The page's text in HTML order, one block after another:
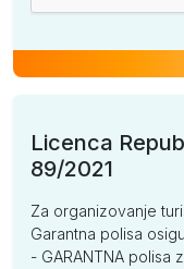
Licenca
89/2021
Za organizovanje
Garantna polisa
- GARANTNA polisa